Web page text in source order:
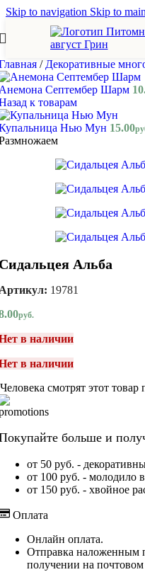
Skip to navigation Skip to
/ Декоративные
Септембер Шарм
к товарам
Нью Мун 15.00
Альба
19781
руб.
в наличии
в наличии
Человека смотрят этот товар
больше и
от 50 руб. -
от 100 руб. - молодило
от 150 руб. - хвойное
Оплата
Онлайн оплата.
Отправка наложенным
получении на